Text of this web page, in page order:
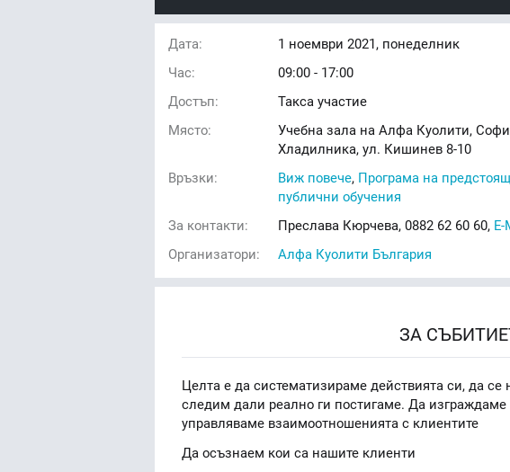
Дата: 1 ноември 2021, понеделник
Час:
09:00 - 17:00
Достъп:
Такса участие
Място:
Учебна зала на Алфа Куолити,
Хладилника, ул. Кишинев 8-10
Връзки:
Виж повече, Програма на
публични обучения
За контакти:
Преслава Кюрчева, 0882 62 60 60,
Организатори:
Алфа Куолити България
ЗА
Целта е да систематизираме действията си, да
следим дали реално ги постигаме. Да изграждаме
управляваме взаимоотношенията с клиентите
Да осъзнаем кои са нашите клиенти